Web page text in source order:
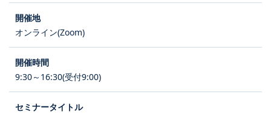
オンライン(Zoom)
9:30～16:30(受付9:00)